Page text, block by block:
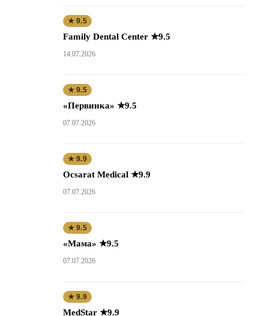
★ 9.5
Family Dental Center ★9.5
14.07.2026
★ 9.5
«Первинка» ★9.5
07.07.2026
★ 9.9
Ocsarat Medical ★9.9
07.07.2026
★ 9.5
«Мама» ★9.5
07.07.2026
★ 9.9
MedStar ★9.9